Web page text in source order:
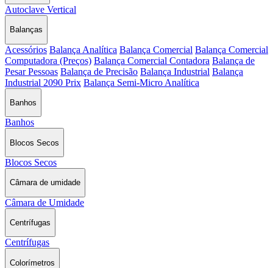
Autoclave Vertical
Balanças
Acessórios Balança Analítica Balança Comercial Balança Comercial
Computadora (Preços) Balança Comercial Contadora Balança de
Pesar Pessoas Balança de Precisão Balança Industrial Balança
Industrial 2090 Prix Balança Semi-Micro Analítica
Banhos
Banhos
Blocos Secos
Blocos Secos
Câmara de umidade
Câmara de Umidade
Centrífugas
Centrífugas
Colorímetros